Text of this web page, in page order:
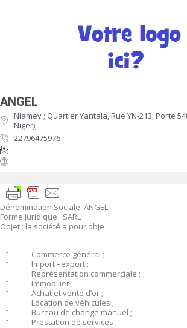
ANGEL
Niamey ; Quartier Yantala, Rue YN-213, Porte
Niger),
22796475976
Dénomination Sociale: ANGEL
Forme Juridique : SARL
Objet : la société a pour obje
־
־
־
־
־
־
־
־
Commerce général ;
Import –export ;
Représentation commerciale ;
Immobilier ;
Achat et vente d’or ;
Location de véhicules ;
Bureau de change manuel ;
Prestation de services ;